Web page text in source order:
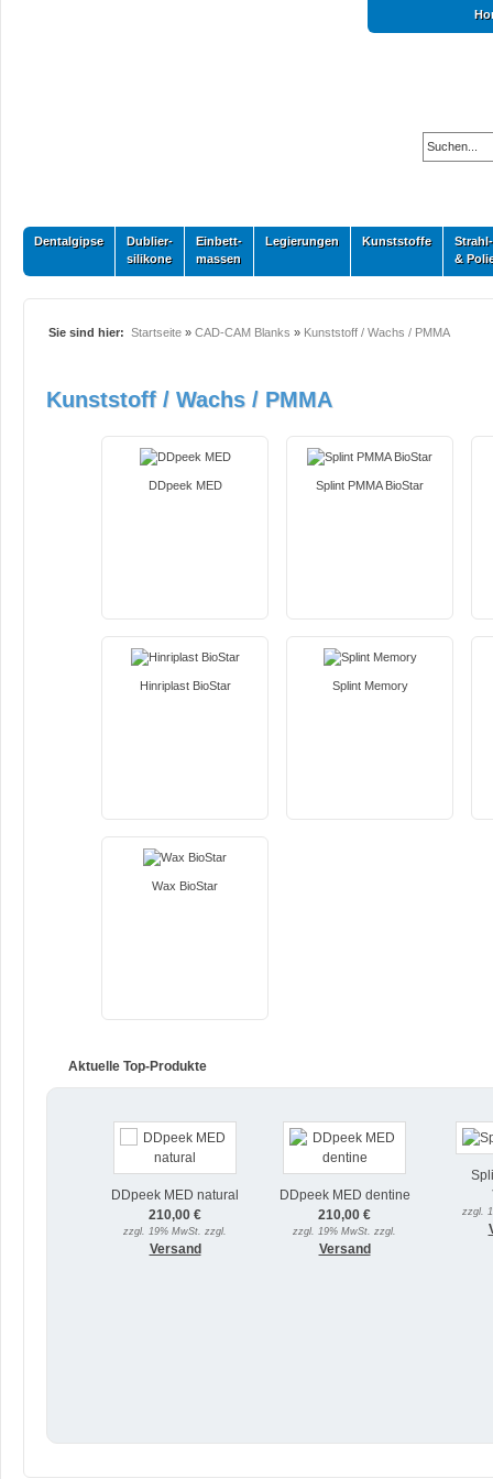
Dentalgipse
Dublier-
silikone
Einbett-
massen
Legierungen Kunststoffe
Strahl-
&
Sie sind hier: Startseite » CAD-CAM Blanks » Kunststoff / Wachs / PMMA
Kunststoff / Wachs / PMMA
DDpeek MED Splint PMMA BioStar
Hinriplast BioStar Splint Memory
Wax BioStar
Aktuelle Top-Produkte
DDpeek MED natural
210,00 €
zzgl. 19% MwSt. zzgl.
Versand
DDpeek MED dentine
210,00 €
zzgl. 19% MwSt. zzgl.
Versand
zzgl.